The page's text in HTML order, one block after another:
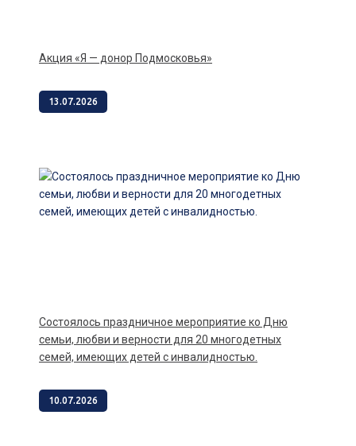
Акция «Я — донор Подмосковья»
13.07.2026
Состоялось праздничное мероприятие ко Дню
семьи, любви и верности для 20 многодетных
семей, имеющих детей с инвалидностью.
10.07.2026